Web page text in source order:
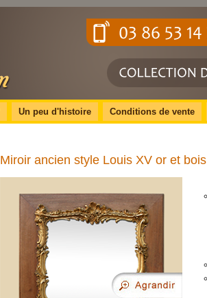
Un peu d'histoire Conditions de vente
Miroir ancien style Louis XV or et bois